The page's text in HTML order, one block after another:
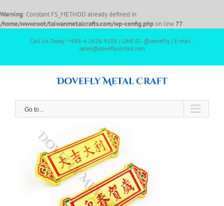
Warning: Constant FS_METHOD already defined in
/home/wwwroot/taiwanmetalcrafts.com/wp-config.phpon line 77
Call Us Today! +886 4 2626 9101 | LINE ID: @doveFly | E-mail :
sales@doveflyunited.com
Go to...